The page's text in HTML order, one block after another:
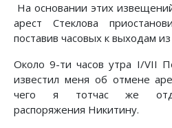
На основании этих
арест Стеклова
поставив часовых к выходам
Около 9-ти часов утра I/VII
известил меня об отмене
чего я тотчас же
распоряжения Никитину.